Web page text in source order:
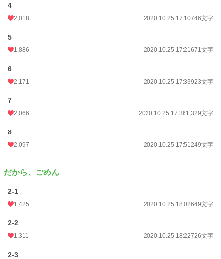
4
2,018 2020.10.25 17:10746文字
5
1,886 2020.10.25 17:21671文字
6
2,171 2020.10.25 17:33923文字
7
2,066 2020.10.25 17:361,329文字
8
2,097 2020.10.25 17:51249文字
だから、ごめん
2-1
1,425 2020.10.25 18:02649文字
2-2
1,311 2020.10.25 18:22726文字
2-3